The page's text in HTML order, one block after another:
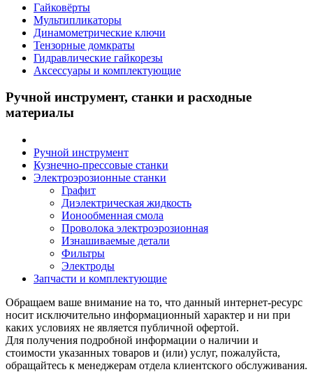
Гайковёрты
Мультипликаторы
Динамометрические ключи
Тензорные домкраты
Гидравлические гайкорезы
Аксессуары и комплектующие
Ручной инструмент, станки и расходные
материалы
Ручной инструмент
Кузнечно-прессовые станки
Электроэрозионные станки
Графит
Диэлектрическая жидкость
Ионообменная смола
Проволока электроэрозионная
Изнашиваемые детали
Фильтры
Электроды
Запчасти и комплектующие
Обращаем ваше внимание на то, что данный интернет-ресурс
носит исключительно информационный характер и ни при
каких условиях не является публичной офертой.
Для получения подробной информации о наличии и
стоимости указанных товаров и (или) услуг, пожалуйста,
обращайтесь к менеджерам отдела клиентского обслуживания.